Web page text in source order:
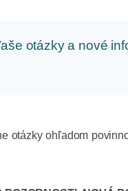
otázky a nové
otázky ohľadom